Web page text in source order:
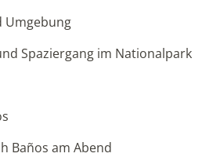
Umgebung
Spaziergang im Nationalpark
Baños am Abend